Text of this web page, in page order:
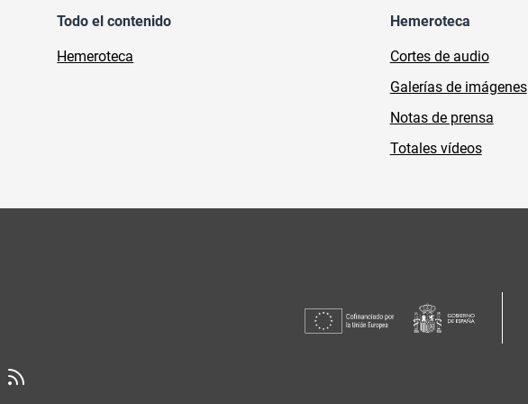
Todo el contenido
Hemeroteca
Hemeroteca
Cortes de audio
Galerías de imágenes
Notas de prensa
Totales vídeos